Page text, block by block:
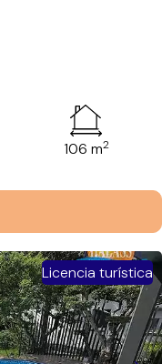
106 m2
Licencia turística